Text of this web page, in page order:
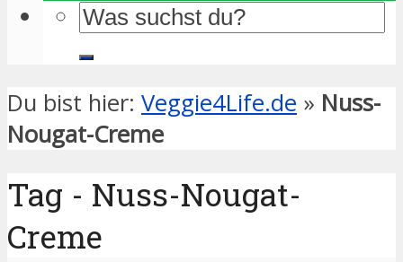
Du bist hier: Veggie4Life.de » Nuss-
Nougat-Creme
Tag - Nuss-Nougat-
Creme